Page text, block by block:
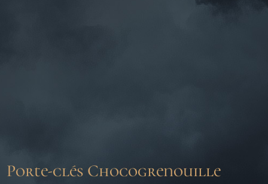
Porte-clés Chocogrenouille